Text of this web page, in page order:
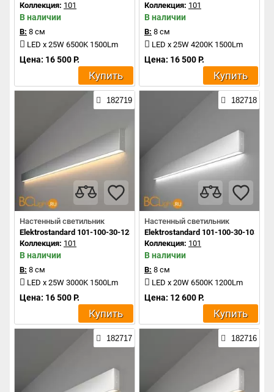
Коллекция: 101
В наличии
В: 8 см
LED x 25W 6500K 1500Lm
Цена: 16 500 Р.
Купить
Коллекция: 101
В наличии
В: 8 см
LED x 25W 4200K 1500Lm
Цена: 16 500 Р.
Купить
182719
Настенный светильник
Elektrostandard 101-100-30-128 a041483
Коллекция: 101
В наличии
В: 8 см
LED x 25W 3000K 1500Lm
Цена: 16 500 Р.
Купить
182718
Настенный светильник
Elektrostandard 101-100-30-103
Коллекция: 101
В наличии
В: 8 см
LED x 20W 6500K 1200Lm
Цена: 12 600 Р.
Купить
182717 182716